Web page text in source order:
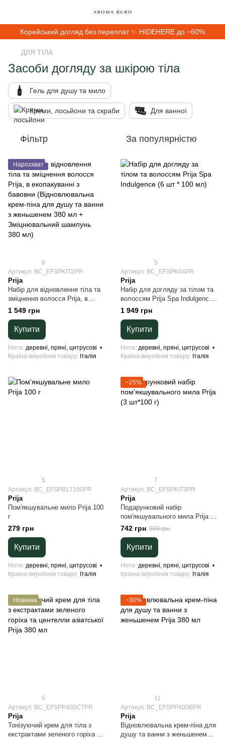
Корейський догляд без переплат ✨ HIDEHERE до −60%
ДЛЯ ТІЛА
Засоби догляду за шкірою тіла
Гель для душу та мило
Креми, лосьйони та скраби Для ванної
Фільтр За популярністю
Нарозхват
6
Артикул: BC_EFSPKIT2PR
Prija
Набір для відновлення тіла та
зміцнення волосся Prija, в
екопакуванні з бавовни
(Відновлювальна крем-піна
для душу та ванни з
женьшенем 380 мл +
Зміцнювальний шампунь 380
мл)
1 549 грн
Купити
Ноти деревні, пряні, цитрусові
Країна-виробник товару
Італія
5
Артикул: BC_EFSPK04PR
Prija
Набір для догляду за тілом та
волоссям Prija Spa Indulgence
(6 шт * 100 мл)
1 949 грн
Купити
Ноти деревні, пряні, цитрусові
Країна-виробник товару
Італія
5
Артикул: BC_EFSPB17100PR
Prija
Пом'якшувальне мило Prija 100
г
279 грн
Купити
Ноти деревні, пряні, цитрусові
Країна-виробник товару
Італія
−25%
7
Артикул: BC_EFSPKIT3PR
Prija
Подарунковий набір
пом'якшувального мила Prija (3
шт*100 г)
742 грн 989 грн
Купити
Ноти деревні, пряні, цитрусові
Країна-виробник товару
Італія
Новинка
5
Артикул: BC_EFSPP400CTPR
Prija
Тонізуючий крем для тіла з
екстрактами зеленого горіха та
−30%
11
Артикул: BC_EFSPP400BPR
Prija
Відновлювальна крем-піна для
душу та ванни з женьшенем